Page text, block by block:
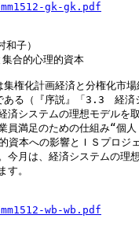
gk-gk.pdf
子）
合的心理的資本
権化計画経済と分権化市場
ある（『序説』「3.3　経済
済システムの理想モデルを
員満足のための仕組み“個人
本への影響とＩＳプロジ
今月は、経済システムの理
す。
wb-wb.pdf